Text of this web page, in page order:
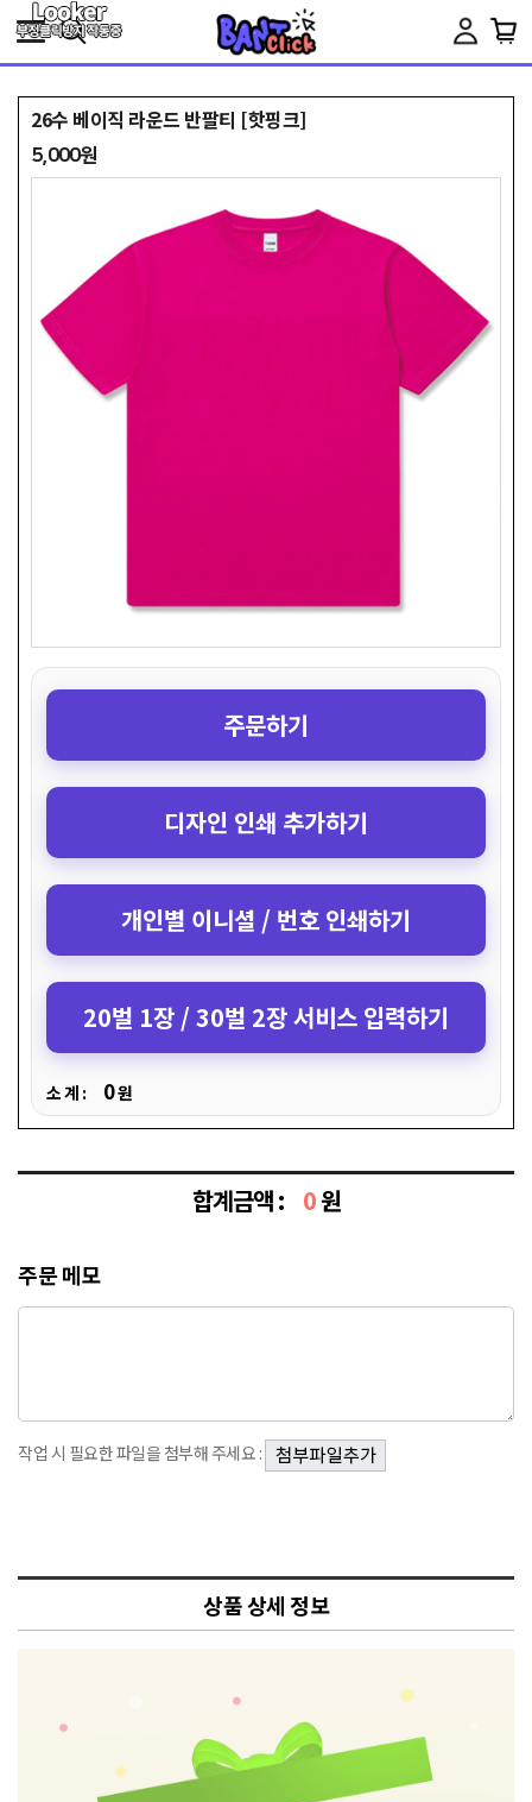
Toggle
26수 베이직 라운드 반팔티 [핫핑크]
5,000원
주문하기
디자인 인쇄 추가하기
개인별 이니셜 / 번호 인쇄하기
20벌 1장 / 30벌 2장 서비스 입력하기
소 계 : 0원
합계금액 : 0원
주문 메모
작업 시 필요한 파일을 첨부해 주세요 :
상품 상세 정보